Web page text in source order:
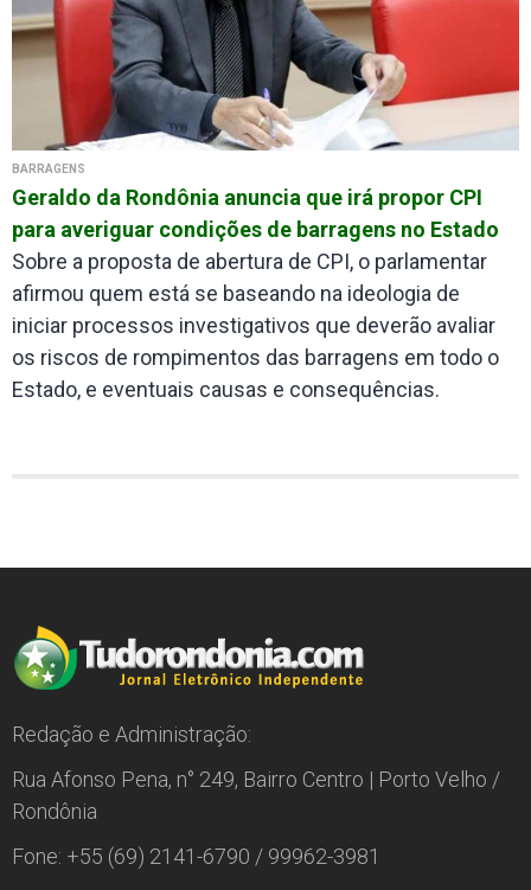
BARRAGENS
Geraldo da Rondônia anuncia que irá propor CPI
para averiguar condições de barragens no Estado
Sobre a proposta de abertura de CPI, o parlamentar
afirmou quem está se baseando na ideologia de
iniciar processos investigativos que deverão avaliar
os riscos de rompimentos das barragens em todo o
Estado, e eventuais causas e consequências.
Redação e Administração:
Rua Afonso Pena, n° 249, Bairro Centro | Porto Velho /
Rondônia
Fone: +55 (69) 2141-6790 / 99962-3981